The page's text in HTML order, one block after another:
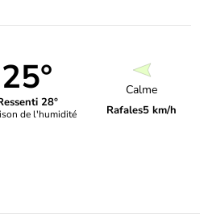
25°
28°
de l'humidité
Calme
Rafales5 km/h